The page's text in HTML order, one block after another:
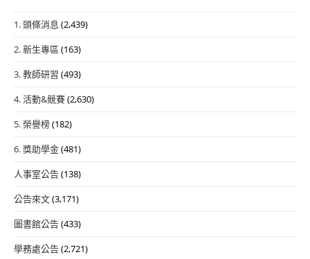
1. 頭條消息 (2,439)
2. 新生專區 (163)
3. 教師研習 (493)
4. 活動&競賽(2,630)
5. 榮譽榜(182)
6. 獎助學金(481)
人事室公告(138)
公告來文(3,171)
圖書館公告(433)
學務處公告(2,721)